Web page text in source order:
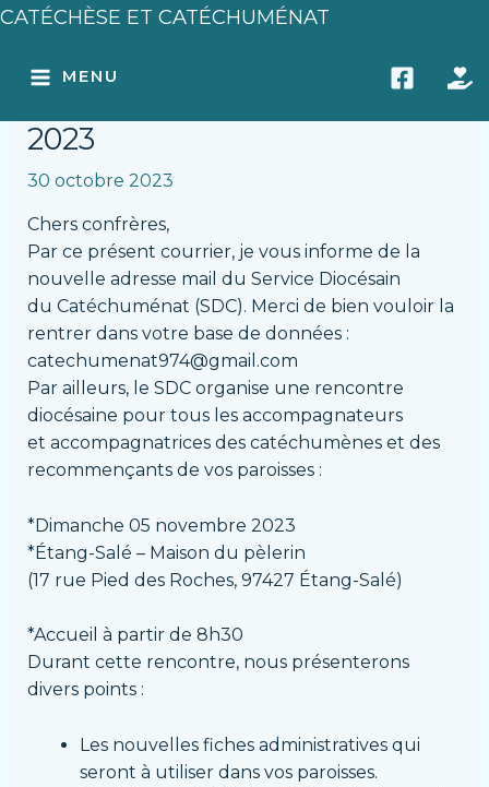
Aller
contenu
CATÉCHÈSE ET CATÉCHUMÉNAT
MENU
Nouveau Mail + Rencontre
2023
30 octobre 2023
Chers confrères,
Par ce présent courrier, je vous informe de la
nouvelle adresse mail du Service Diocésain
du Catéchuménat (SDC). Merci de bien vouloir la
rentrer dans votre base de données :
catechumenat974@gmail.com
Par ailleurs, le SDC organise une rencontre
diocésaine pour tous les accompagnateurs
et accompagnatrices des catéchumènes et des
recommençants de vos paroisses :
*Dimanche 05 novembre 2023
*Étang-Salé – Maison du pèlerin
(17 rue Pied des Roches, 97427 Étang-Salé)
*Accueil à partir de 8h30
Durant cette rencontre, nous présenterons
divers points :
Les nouvelles fiches administratives qui
seront à utiliser dans vos paroisses.
Navigation
articles